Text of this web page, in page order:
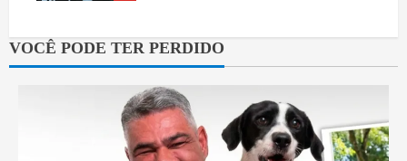
VOCÊ PODE TER PERDIDO